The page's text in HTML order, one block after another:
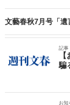
文藝春秋7月号「遺
記事
騙
お知